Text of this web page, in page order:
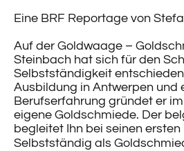
Eine BRF Reportage von
Auf der Goldwaage –
Steinbach hat sich für den
Selbstständigkeit
Ausbildung in Antwerpen und
Berufserfahrung gründet er
eigene Goldschmiede. Der
begleitet Ihn bei seinen
Selbstständig als